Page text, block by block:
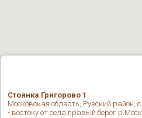
Стоянка Григорово 1
Московская область, Рузский район,
- востоку от села,правый берег